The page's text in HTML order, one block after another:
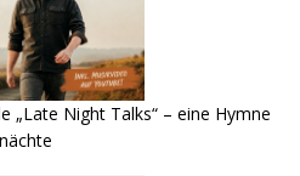
„Late Night Talks“ – eine Hymne